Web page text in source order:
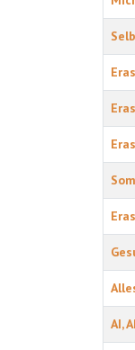
AI,